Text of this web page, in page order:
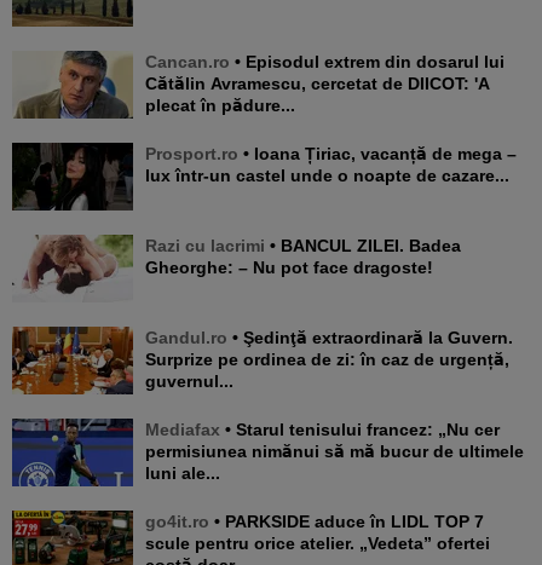
Cancan.ro • Episodul extrem din dosarul lui
Cătălin Avramescu, cercetat de DIICOT: 'A
plecat în pădure...
Prosport.ro • Ioana Țiriac, vacanță de mega –
lux într-un castel unde o noapte de cazare...
Razi cu lacrimi • BANCUL ZILEI. Badea
Gheorghe: – Nu pot face dragoste!
Gandul.ro • Şedinţă extraordinară la Guvern.
Surprize pe ordinea de zi: în caz de urgență,
guvernul...
Mediafax • Starul tenisului francez: „Nu cer
permisiunea nimănui să mă bucur de ultimele
luni ale...
go4it.ro • PARKSIDE aduce în LIDL TOP 7
scule pentru orice atelier. „Vedeta” ofertei